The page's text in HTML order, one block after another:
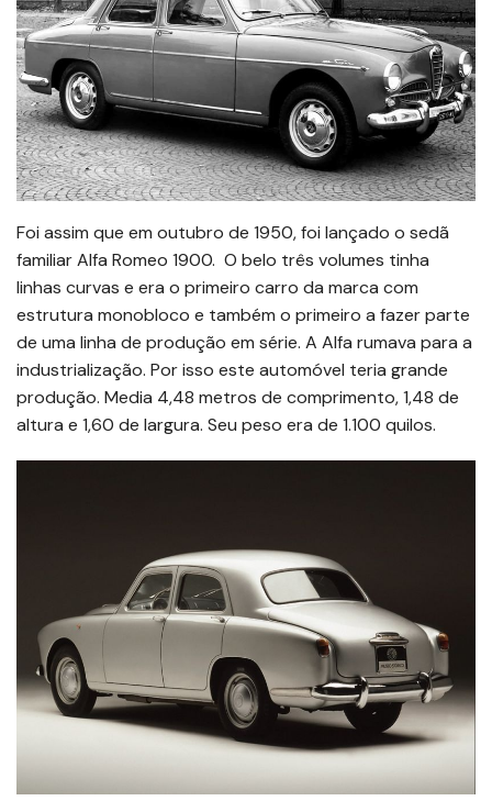
Foi assim que em outubro de 1950, foi lançado o sedã
familiar Alfa Romeo 1900. O belo três volumes tinha
linhas curvas e era o primeiro carro da marca com
estrutura monobloco e também o primeiro a fazer parte
de uma linha de produção em série. A Alfa rumava para a
industrialização. Por isso este automóvel teria grande
produção. Media 4,48 metros de comprimento, 1,48 de
altura e 1,60 de largura. Seu peso era de 1.100 quilos.